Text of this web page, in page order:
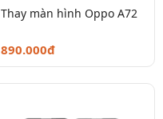
Thay màn hình Oppo A72
890.000đ